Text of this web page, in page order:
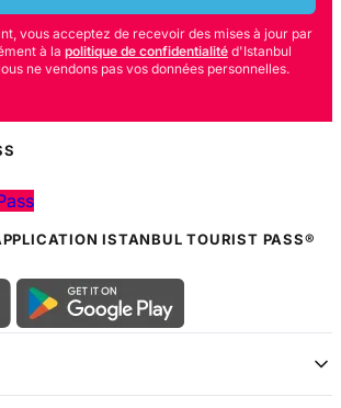
vous acceptez de recevoir des mises à jour par
à la politique de confidentialité d'Istanbul
ne vendons pas vos données personnelles.
ISTANBUL TOURIST PASS®